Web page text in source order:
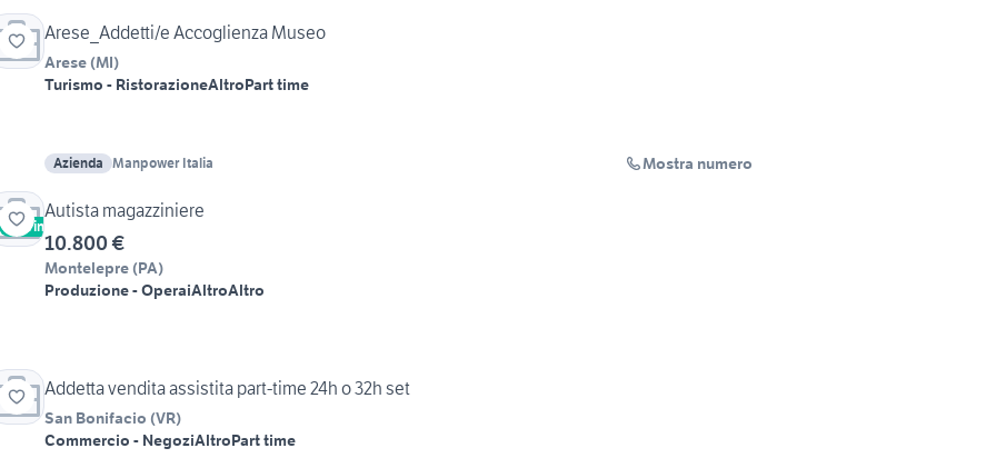
Arese_Addetti/e Accoglienza Museo
Arese (MI)
Turismo - RistorazioneAltroPart time
Azienda Manpower Italia Mostra numero
Vetrina
Autista magazziniere
10.800 €
Montelepre (PA)
Produzione - OperaiAltroAltro
Addetta vendita assistita part-time 24h o 32h set
San Bonifacio (VR)
Commercio - NegoziAltroPart time